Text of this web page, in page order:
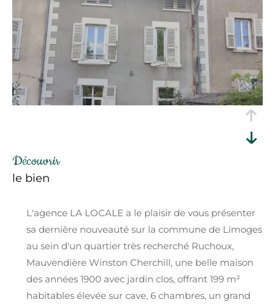
découvrir
le bien
L'agence LA LOCALE a le plaisir de vous présenter
sa dernière nouveauté sur la commune de Limoges
au sein d'un quartier très recherché Ruchoux,
Mauvendière Winston Cherchill, une belle maison
des années 1900 avec jardin clos, offrant 199 m²
habitables élevée sur cave, 6 chambres, un grand